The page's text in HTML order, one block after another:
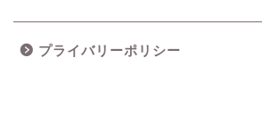
プライバリーポリシー